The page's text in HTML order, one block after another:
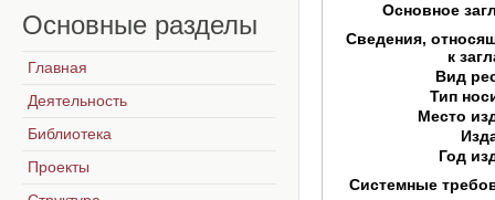
Основное
Сведения,
к
Вид
Тип
Место
Год
Системные
Основные разделы
Главная
Деятельность
Библиотека
Проекты